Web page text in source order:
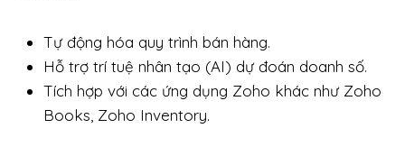
Tự động hóa quy trình bán hàng.
Hỗ trợ trí tuệ nhân tạo (AI) dự đoán doanh số.
Tích hợp với các ứng dụng Zoho khác như Zoho
Books, Zoho Inventory.